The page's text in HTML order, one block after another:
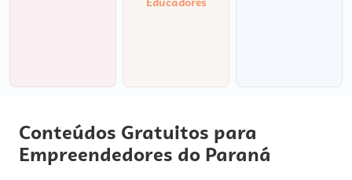
Conteúdos Gratuitos para
Empreendedores do Paraná